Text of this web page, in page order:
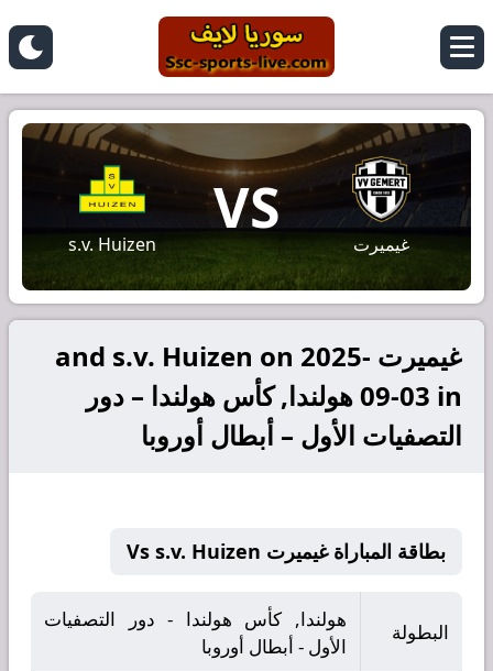
غيميرت
VS
s.v. Huizen
غيميرت and s.v. Huizen on 2025-
09-03 in هولندا, كأس هولندا – دور
التصفيات الأول – أبطال أوروبا
بطاقة المباراة غيميرت Vs s.v. Huizen
البطولة
هولندا, كأس هولندا - دور التصفيات
الأول - أبطال أوروبا